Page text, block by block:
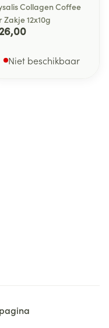
Collagen Coffee
Zakje 12x10g
Niet beschikbaar